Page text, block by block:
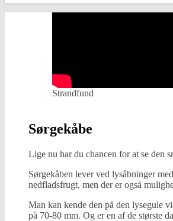
Strandfund
Sørgekåbe
Lige nu har du chancen for at se den
Sørgekåben lever ved lysåbninger
nedfladsfrugt, men der er også
Man kan kende den på den lysegule
på 70-80 mm. Og er en af de største